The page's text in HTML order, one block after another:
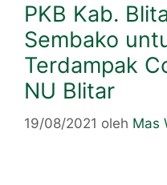
PKB Kab.
Sembako
Terdampak
NU Blitar
19/08/2021 oleh Mas